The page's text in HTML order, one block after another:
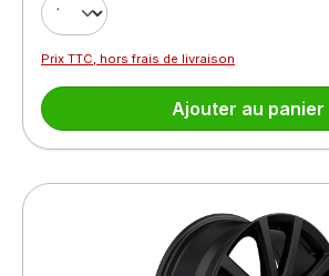
Prix TTC, hors frais de livraison
Ajouter au panier